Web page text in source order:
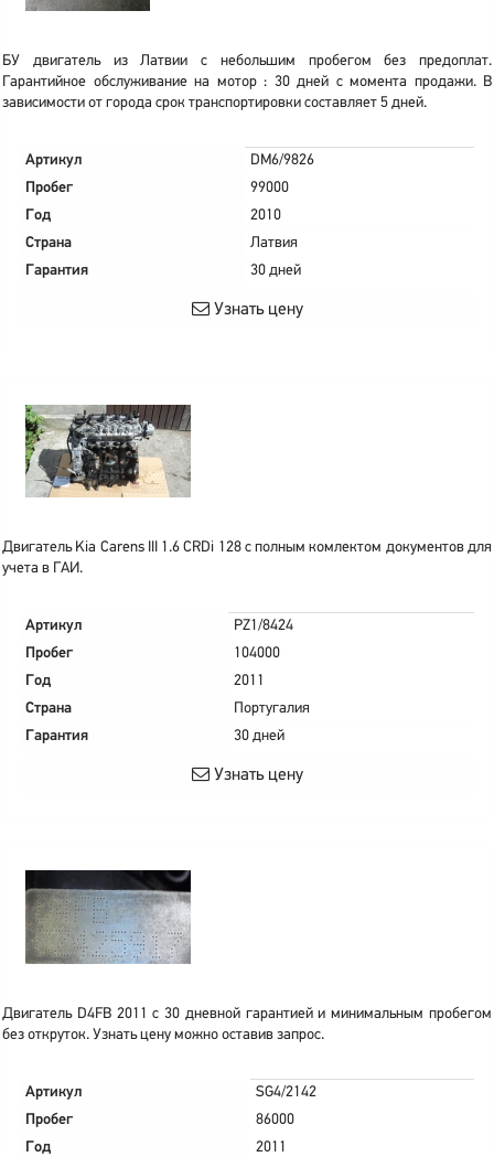
БУ двигатель из Латвии с небольшим пробегом без предоплат.
Гарантийное обслуживание на мотор : 30 дней с момента продажи. В
зависимости от города срок транспортировки составляет 5 дней.
Артикул
DM6/9826
Пробег
99000
Год
2010
Страна
Латвия
Гарантия
30 дней
Узнать цену
Двигатель Kia Carens III 1.6 CRDi 128 с полным комлектом документов для
учета в ГАИ.
Артикул
PZ1/8424
Пробег
104000
Год
2011
Страна
Португалия
Гарантия
30 дней
Узнать цену
Двигатель D4FB 2011 с 30 дневной гарантией и минимальным пробегом
без откруток. Узнать цену можно оставив запрос.
Артикул
SG4/2142
Пробег
86000
Год
2011